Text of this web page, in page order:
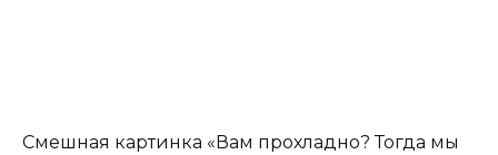
Смешная картинка «Вам прохладно? Тогда мы